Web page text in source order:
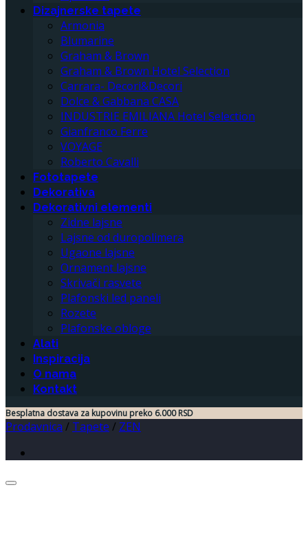
Dizajnerske tapete
Armonia
Blumarine
Graham & Brown
Graham & Brown Hotel Selection
Carrara- Decori&Decori
Dolce & Gabbana CASA
INDUSTRIE EMILIANA Hotel Selection
Gianfranco Ferre
VOYAGE
Roberto Cavalli
Fototapete
Dekorativa
Dekorativni elementi
Zidne lajsne
Lajsne od duropolimera
Ugaone lajsne
Ornament lajsne
Skrivači rasvete
Plafonski led paneli
Rozete
Plafonske obloge
Alati
Inspiracija
O nama
Kontakt
Besplatna dostava za kupovinu preko 6.000 RSD
Prodavnica / Tapete / ZEN